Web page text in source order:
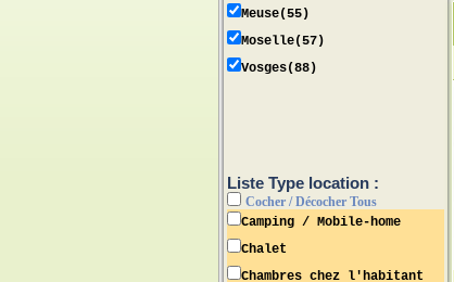
Meuse(55)
Moselle(57)
Vosges(88)
Liste Type location :
Cocher / Décocher Tous
Camping / Mobile-home
Chalet
Chambres chez l'habitant